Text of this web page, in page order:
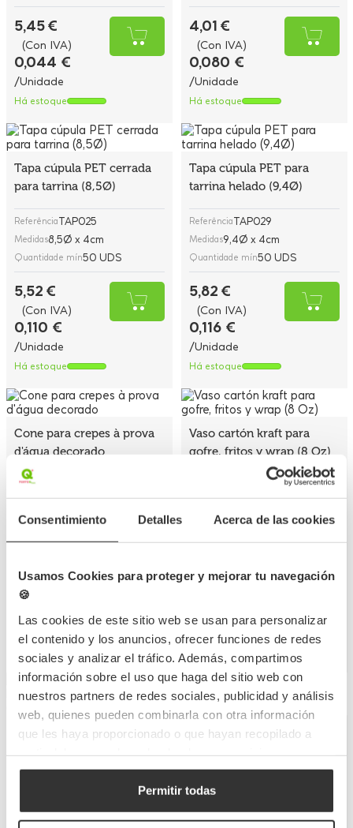
Consentimiento Detalles Acerca de las cookies
Usamos Cookies para proteger y mejorar tu navegación
🍪
Las cookies de este sitio web se usan para personalizar
el contenido y los anuncios, ofrecer funciones de redes
sociales y analizar el tráfico. Además, compartimos
información sobre el uso que haga del sitio web con
nuestros partners de redes sociales, publicidad y análisis
web, quienes pueden combinarla con otra información
que les haya proporcionado o que hayan recopilado a
Permitir todas
5,45 €
(Con IVA)
0,044 €
/Unidade
Há estoque
4,01 €
(Con IVA)
0,080 €
/Unidade
Há estoque
Tapa cúpula PET cerrada
para tarrina (8,5Ø)
ReferênciaTAP025
Medidas8,5Ø x 4cm
Quantidade mín50 UDS
5,52 €
(Con IVA)
0,110 €
/Unidade
Há estoque
Tapa cúpula PET para
tarrina helado (9,4Ø)
ReferênciaTAP029
Medidas9,4Ø x 4cm
Quantidade mín50 UDS
5,82 €
(Con IVA)
0,116 €
/Unidade
Há estoque
Cone para crepes à prova
d'água decorado
Medidas15x15,5cm
Quantidade mín250 UDS
38,59 €
(Con IVA)
0,154 €
Vaso cartón kraft para
gofre, fritos y wrap (8 Oz)
Habilidade240cc
Quantidade mín50 UDS
4,64 €
/Unidade
Vaso cartón kraft para
wraps (12 Oz)
Medidas8Ø/12cm
Vaso cartón kraft para
wraps (16 Oz)
Medidas8Ø/14cm